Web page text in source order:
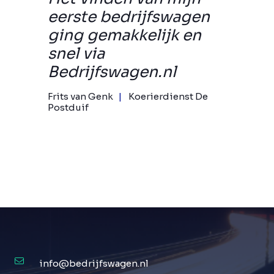
eerste bedrijfswagen
ging gemakkelijk en
snel via
Bedrijfswagen.nl
Frits van Genk
Koerierdienst De
Postduif
info@bedrijfswagen.nl